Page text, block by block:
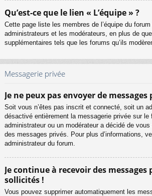
Qu’est-ce que le lien « L’équipe » ?
Cette page liste les membres de l’équipe du
administrateurs et les modérateurs, en plus de
supplémentaires tels que les forums qu’ils
Messagerie privée
Je ne peux pas envoyer de messages
Soit vous n’êtes pas inscrit et connecté, soit un
désactivé entièrement la messagerie privée sur le
administrateur ou un modérateur a décidé de vous
des messages privés. Pour plus d’informations,
administrateur du forum.
Je continue à recevoir des messages
sollicités !
Vous pouvez supprimer automatiquement les